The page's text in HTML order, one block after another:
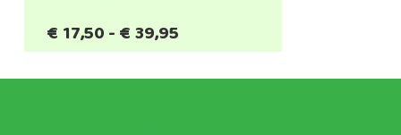
€ 17,50-€39,95Prijsklasse:
€17,50
tot